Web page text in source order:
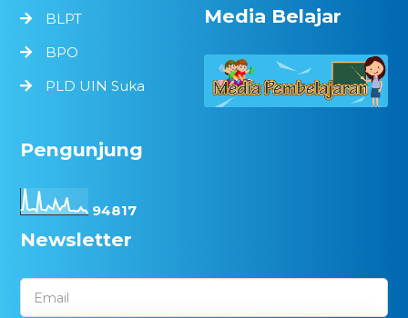
BLPT
BPO
PLD UIN Suka
Media Belajar
Pengunjung
94817
Newsletter
Email